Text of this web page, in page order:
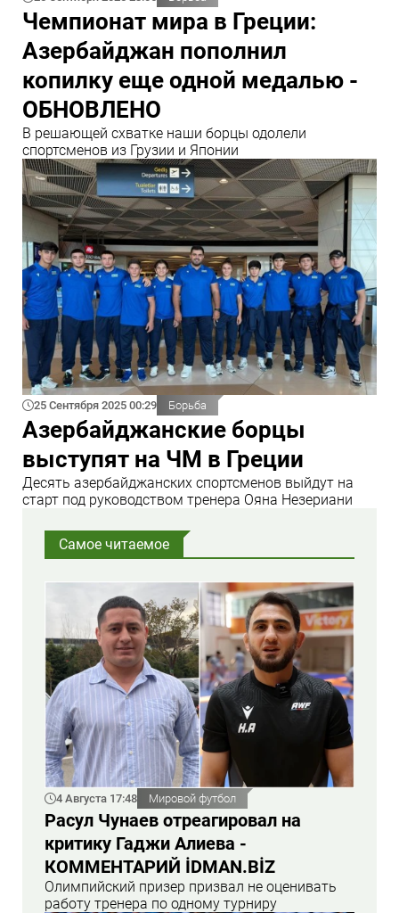
Чемпионат мира в Греции:
Азербайджан пополнил
копилку еще одной медалью -
ОБНОВЛЕНО
В решающей схватке наши борцы одолели
спортсменов из Грузии и Японии
25 Сентября 2025 00:29 Борьба
Азербайджанские борцы
выступят на ЧМ в Греции
Десять азербайджанских спортсменов выйдут на
старт под руководством тренера Ояна Незериани
Самое читаемое
4 Августа 17:48 Мировой футбол
Расул Чунаев отреагировал на
критику Гаджи Алиева -
КОММЕНТАРИЙ İDMAN.BİZ
Олимпийский призер призвал не оценивать
работу тренера по одному турниру